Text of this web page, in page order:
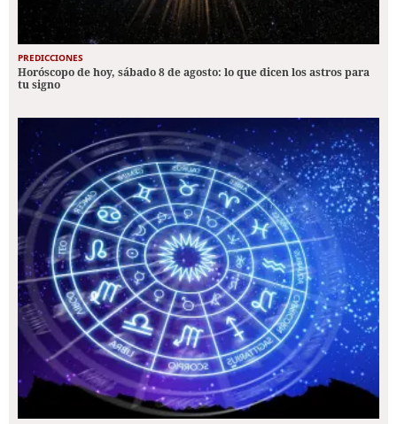
PREDICCIONES
Horóscopo de hoy, sábado 8 de agosto: lo que dicen los astros para
tu signo